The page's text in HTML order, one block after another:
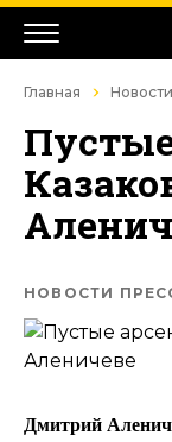
Главная
НОВОСТИ
Дмитрий